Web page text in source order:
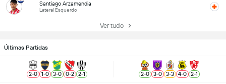
Santiago Arzamendia
Lateral Esquerdo
Ver tudo
Últimas Partidas
2-0 1-0 3-0 0-2 2-1 2-0 3-0 3-3 4-0 2-1